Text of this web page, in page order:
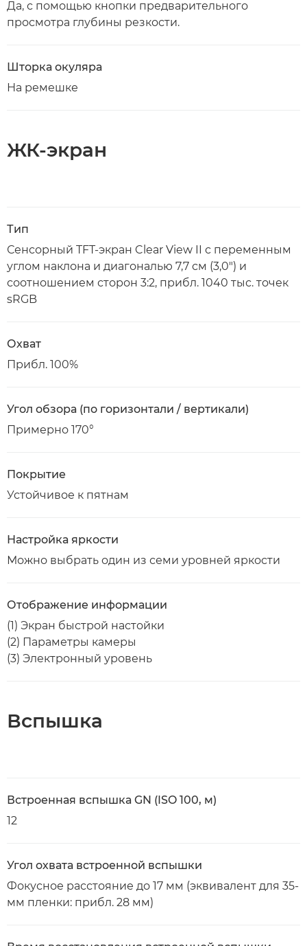
Да, с помощью кнопки предварительного
просмотра глубины резкости.
Шторка окуляра
На ремешке
ЖК-экран
Тип
Сенсорный TFT-экран Clear View II с переменным
углом наклона и диагональю 7,7 см (3,0") и
соотношением сторон 3:2, прибл. 1040 тыс. точек
sRGB
Охват
Прибл. 100%
Угол обзора (по горизонтали / вертикали)
Примерно 170°
Покрытие
Устойчивое к пятнам
Настройка яркости
Можно выбрать один из семи уровней яркости
Отображение информации
(1) Экран быстрой настойки
(2) Параметры камеры
(3) Электронный уровень
Вспышка
Встроенная вспышка GN (ISO 100, м)
12
Угол охвата встроенной вспышки
Фокусное расстояние до 17 мм (эквивалент для 35-
мм пленки: прибл. 28 мм)